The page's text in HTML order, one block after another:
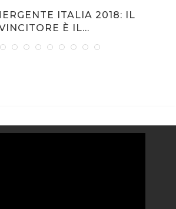
ITALIA 2018: IL
È IL...